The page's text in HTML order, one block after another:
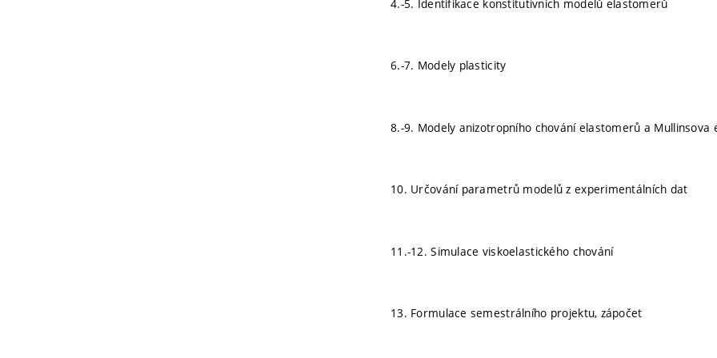
4.-5. Identifikace konstitutivních modelů elastomerů
6.-7. Modely plasticity
8.-9. Modely anizotropního chování elastomerů a Mullinsova
10. Určování parametrů modelů z experimentálních dat
11.-12. Simulace viskoelastického chování
13. Formulace semestrálního projektu, zápočet